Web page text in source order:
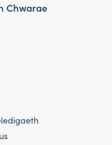
Chwarae